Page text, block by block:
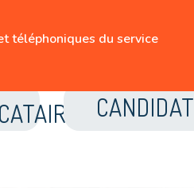
téléphoniques du service
CANDIDAT